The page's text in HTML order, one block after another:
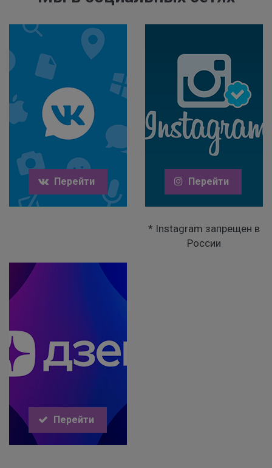
Перейти Перейти
* Instagram запрещен в
России
Перейти